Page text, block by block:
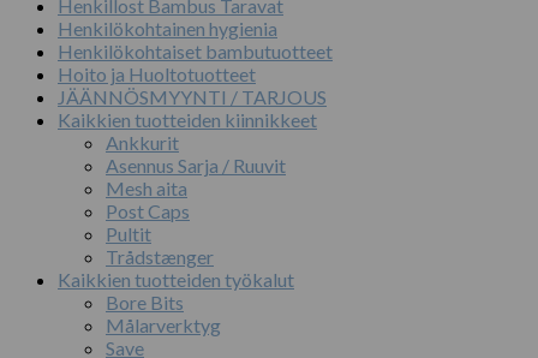
Henkillost Bambus Taravat
Henkilökohtainen hygienia
Henkilökohtaiset bambutuotteet
Hoito ja Huoltotuotteet
JÄÄNNÖSMYYNTI / TARJOUS
Kaikkien tuotteiden kiinnikkeet
Ankkurit
Asennus Sarja / Ruuvit
Mesh aita
Post Caps
Pultit
Trådstænger
Kaikkien tuotteiden työkalut
Bore Bits
Målarverktyg
Save